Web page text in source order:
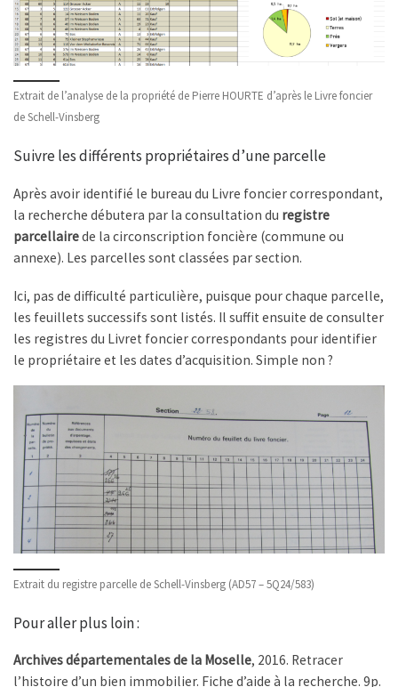
Extrait de l’analyse de la propriété de Pierre HOURTE d’après le Livre foncier
de Schell-Vinsberg
Suivre les différents propriétaires d’une parcelle
Après avoir identifié le bureau du Livre foncier correspondant,
la recherche débutera par la consultation du registre
parcellairede la circonscription foncière (commune ou
annexe). Les parcelles sont classées par section.
Ici, pas de difficulté particulière, puisque pour chaque parcelle,
les feuillets successifs sont listés. Il suffit ensuite de consulter
les registres du Livret foncier correspondants pour identifier
le propriétaire et les dates d’acquisition. Simple non ?
Extrait du registre parcelle de Schell-Vinsberg (AD57 – 5Q24/583)
Pour aller plus loin :
Archives départementales de la Moselle, 2016. Retracer
l’histoire d’un bien immobilier. Fiche d’aide à la recherche. 9p.